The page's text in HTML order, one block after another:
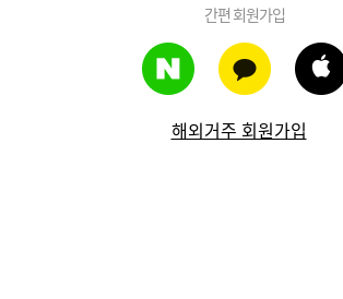
간편 회원가입
해외거주 회원가입